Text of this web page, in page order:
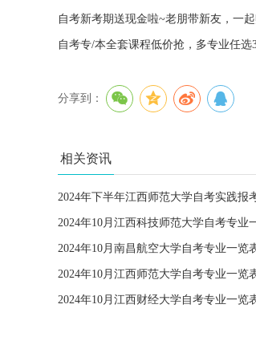
自考新考期送现金啦~老朋带新友，一起
自考专/本全套课程低价抢，多专业任选
分享到：
相关资讯
2024年10月江西科技师范大学自考专业
2024年10月南昌航空大学自考专业一览
2024年10月江西师范大学自考专业一览
2024年10月江西财经大学自考专业一览